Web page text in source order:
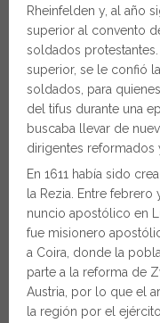
Rheinfelden y, al año
superior al convento
soldados
superior, se le confió
soldados, para
del tifus durante una
buscaba llevar de
dirigentes
En 1611 había sido
la Rezia. Entre
nuncio apostólico en
fue misionero
a Coira, donde la
parte a la reforma de
Austria, por lo que el
la región por el